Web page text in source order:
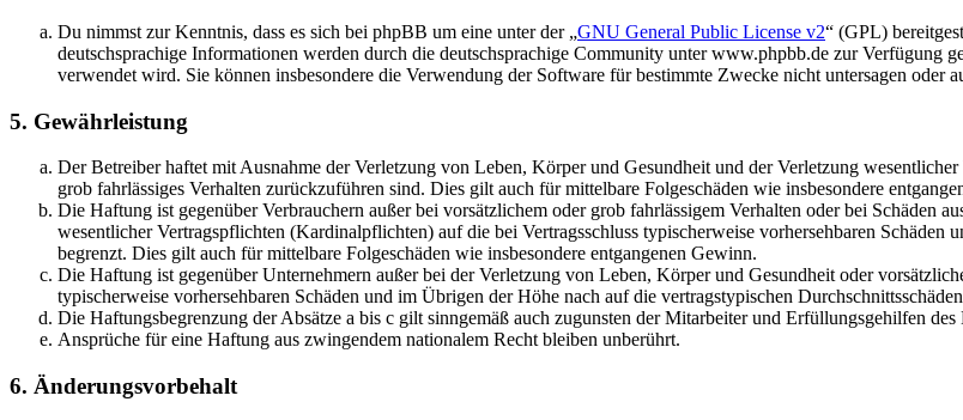
Du nimmst zur Kenntnis, dass es sich bei phpBB um eine unter der „GNU General Public License v2“ (GPL)
deutschsprachige Informationen werden durch die deutschsprachige Community unter www.phpbb.de zur Verfügung
verwendet wird. Sie können insbesondere die Verwendung der Software für bestimmte Zwecke nicht untersagen oder
5. Gewährleistung
Der Betreiber haftet mit Ausnahme der Verletzung von Leben, Körper und Gesundheit und der Verletzung
grob fahrlässiges Verhalten zurückzuführen sind. Dies gilt auch für mittelbare Folgeschäden wie insbesondere
Die Haftung ist gegenüber Verbrauchern außer bei vorsätzlichem oder grob fahrlässigem Verhalten oder bei Schäden
wesentlicher Vertragspflichten (Kardinalpflichten) auf die bei Vertragsschluss typischerweise vorhersehbaren
begrenzt. Dies gilt auch für mittelbare Folgeschäden wie insbesondere entgangenen Gewinn.
Die Haftung ist gegenüber Unternehmern außer bei der Verletzung von Leben, Körper und Gesundheit oder
typischerweise vorhersehbaren Schäden und im Übrigen der Höhe nach auf die vertragstypischen
Die Haftungsbegrenzung der Absätze a bis c gilt sinngemäß auch zugunsten der Mitarbeiter und Erfüllungsgehilfen des
Ansprüche für eine Haftung aus zwingendem nationalem Recht bleiben unberührt.
6. Änderungsvorbehalt